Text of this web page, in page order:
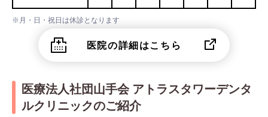
※月・日・祝日は休診となります
医院の詳細はこちら
医療法人社団山手会 アトラスタワーデンタ
ルクリニックのご紹介